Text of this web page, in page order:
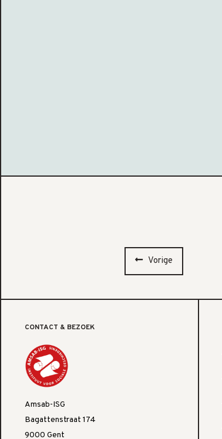
Vorige
CONTACT & BEZOEK
Amsab-ISG
Bagattenstraat 174
9000 Gent